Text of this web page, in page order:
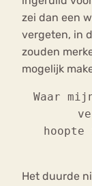
zei dan een
vergeten, in
zouden
mogelijk
Waar
Het duurde